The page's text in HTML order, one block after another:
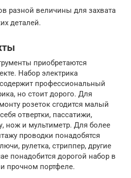
разной величины для захвата
деталей.
приобретаются
Набор электрика
профессиональный
но стоит дорого. Для
розеток сгодится малый
отвертки, пассатижи,
нож и мультиметр. Для более
проводки понадобятся
рулетка, стриппер, другие
понадобится дорогой набор в
прочном портфеле.